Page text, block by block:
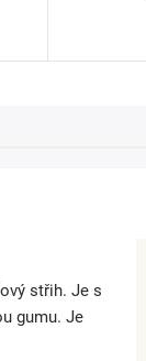
střih. Je s
gumu. Je